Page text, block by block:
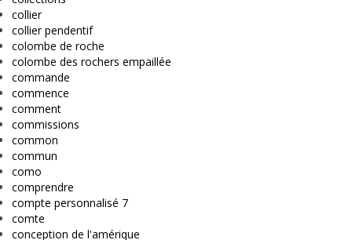
collier
collier pendentif
colombe de roche
colombe des rochers empaillée
commande
commence
comment
commissions
common
commun
como
comprendre
compte personnalisé 7
comte
conception de l'amérique